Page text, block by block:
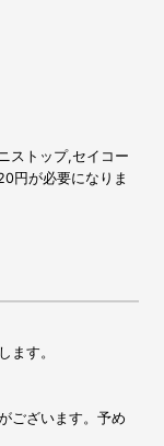
ストップ,セイコー
円が必要になりま
ます。
ございます。予め